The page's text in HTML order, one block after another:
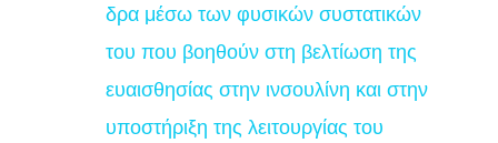
δρα μέσω των φυσικών συστατικών
του που βοηθούν στη βελτίωση της
ευαισθησίας στην ινσουλίνη και στην
υποστήριξη της λειτουργίας του